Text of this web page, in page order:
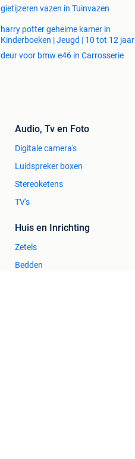
gietijzeren vazen in Tuinvazen
harry potter geheime kamer in
Kinderboeken | Jeugd | 10 tot 12 jaar
deur voor bmw e46 in Carrosserie
Audio, Tv en Foto
Digitale camera's
Luidspreker boxen
Stereoketens
TV's
Huis en Inrichting
Zetels
Bedden